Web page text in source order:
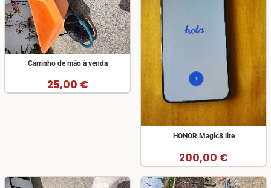
Carrinho de mão à venda
25,00 €
HONOR Magic8 lite
200,00 €